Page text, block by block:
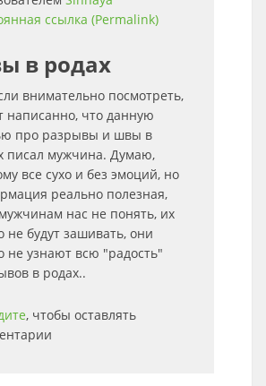
ссылка (Permalink)
в родах
внимательно посмотреть,
написанно, что данную
про разрывы и швы в
писал мужчина. Думаю,
все сухо и без эмоций, но
реально полезная,
нас не понять, их
не будут зашивать, они
не узнают всю "радость"
в родах..
, чтобы оставлять